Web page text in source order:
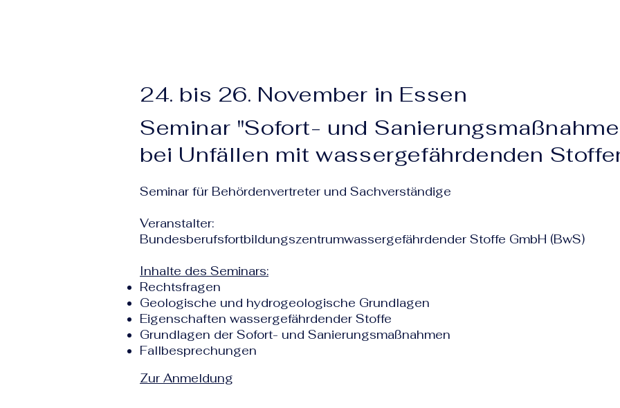
24. bis 26. November in Essen
Seminar "Sofort- und
bei Unfällen mit wassergefährdenden
Seminar für Behördenvertreter und Sachverständige
Veranstalter:
Bundesberufsfortbildungszentrumwassergefährdender Stoffe GmbH (BwS)
Inhalte des Seminars:
Rechtsfragen
Geologische und hydrogeologische Grundlagen
Eigenschaften wassergefährdender Stoffe
Grundlagen der Sofort- und Sanierungsmaßnahmen
Fallbesprechungen
Zur Anmeldung